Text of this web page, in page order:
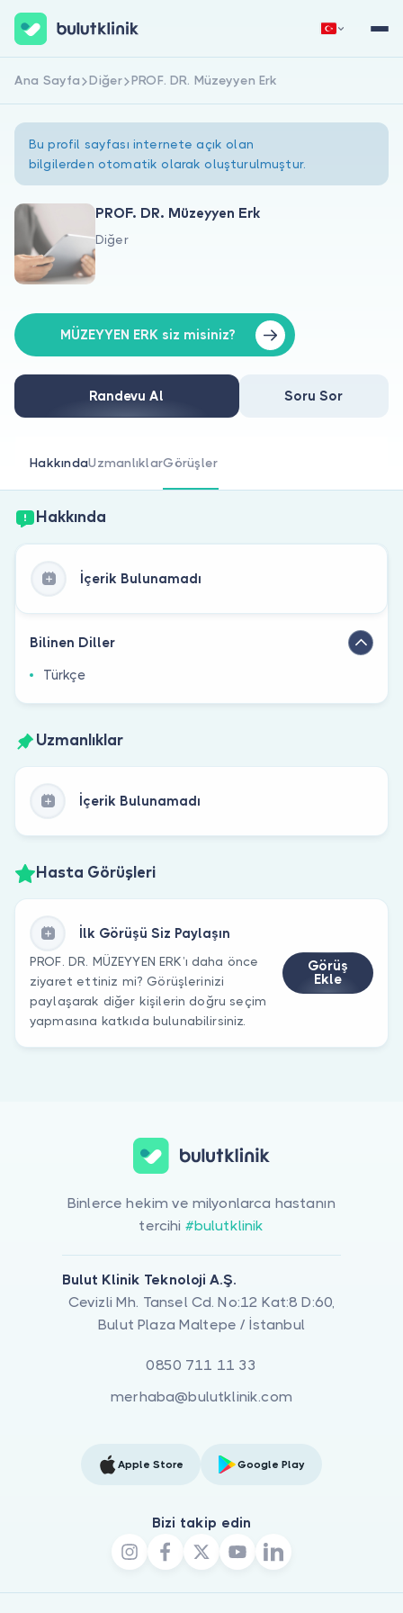
Hakkımızda
Doktorlar için
Doktor musunuz?
Hemen Kaydol Giriş Yap
Ana Sayfa Diğer PROF. DR. Müzeyyen Erk
Bu profil sayfası internete açık olan
bilgilerden otomatik olarak oluşturulmuştur.
PROF. DR. Müzeyyen Erk
Diğer
MÜZEYYEN ERK siz misiniz?
Randevu Al Soru Sor
HakkındaUzmanlıklarGörüşler
Hakkında
İçerik Bulunamadı
Bilinen Diller
Türkçe
Uzmanlıklar
İçerik Bulunamadı
Hasta Görüşleri
İlk Görüşü Siz Paylaşın
PROF. DR. MÜZEYYEN ERK’ı daha önce
ziyaret ettiniz mi? Görüşlerinizi
paylaşarak diğer kişilerin doğru seçim
yapmasına katkıda bulunabilirsiniz.
Görüş
Ekle
Binlerce hekim ve milyonlarca hastanın
tercihi #bulutklinik
Bulut Klinik Teknoloji A.Ş.
Cevizli Mh. Tansel Cd. No:12 Kat:8 D:60,
Bulut Plaza Maltepe / İstanbul
0850 711 11 33
merhaba@bulutklinik.com
Apple Store Google Play
Bizi takip edin